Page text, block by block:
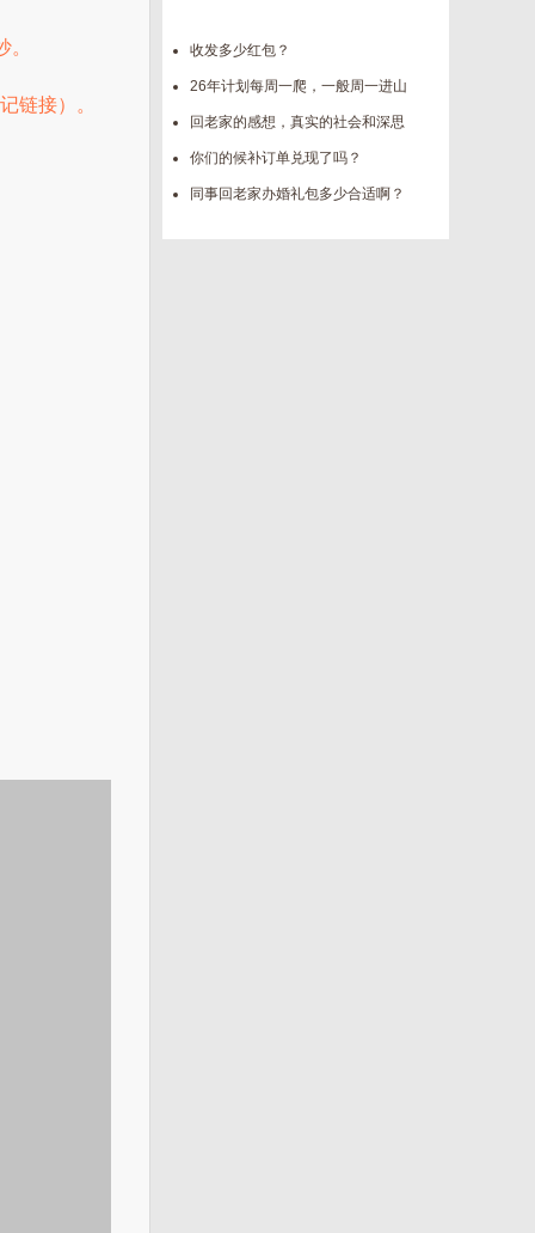
链接）。
收发多少红包？
26年计划每周一爬，一般周一进山
回老家的感想，真实的社会和深思
你们的候补订单兑现了吗？
同事回老家办婚礼包多少合适啊？